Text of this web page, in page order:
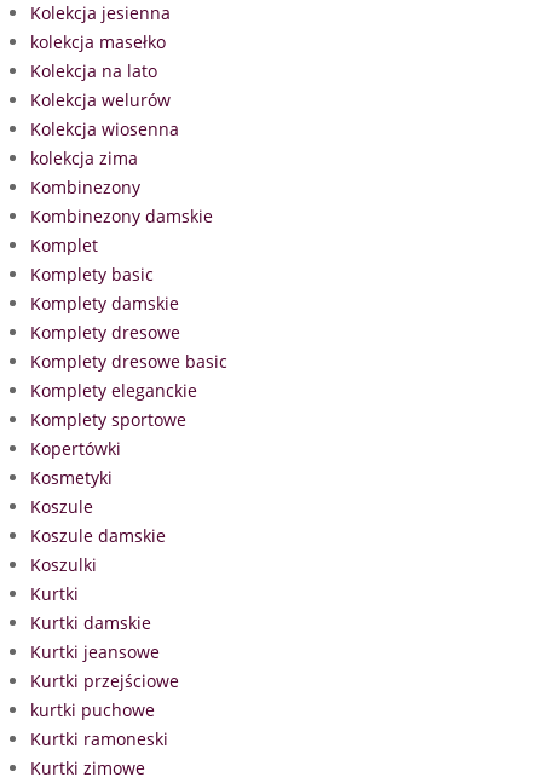
Kolekcja jesienna
kolekcja masełko
Kolekcja na lato
Kolekcja welurów
Kolekcja wiosenna
kolekcja zima
Kombinezony
Kombinezony damskie
Komplet
Komplety basic
Komplety damskie
Komplety dresowe
Komplety dresowe basic
Komplety eleganckie
Komplety sportowe
Kopertówki
Kosmetyki
Koszule
Koszule damskie
Koszulki
Kurtki
Kurtki damskie
Kurtki jeansowe
Kurtki przejściowe
kurtki puchowe
Kurtki ramoneski
Kurtki zimowe